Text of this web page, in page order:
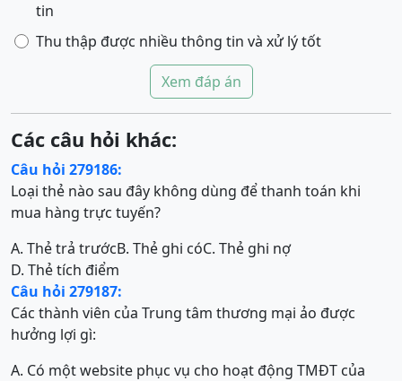
tin
Thu thập được nhiều thông tin và xử lý tốt
Xem đáp án
Các câu hỏi khác:
Câu hỏi 279186:
Loại thẻ nào sau đây không dùng để thanh toán khi
mua hàng trực tuyến?
A. Thẻ trả trướcB. Thẻ ghi cóC. Thẻ ghi nợ
D. Thẻ tích điểm
Câu hỏi 279187:
Các thành viên của Trung tâm thương mại ảo được
hưởng lợi gì:
A. Có một website phục vụ cho hoạt động TMĐT của